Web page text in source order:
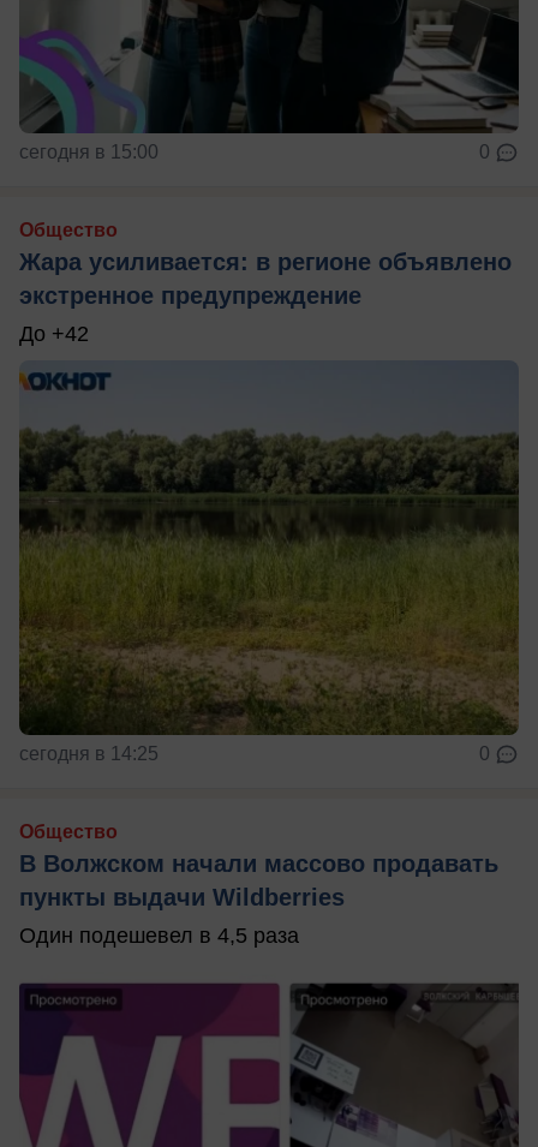
сегодня в 15:00 0
Общество
Жара усиливается: в регионе объявлено
экстренное предупреждение
До +42
сегодня в 14:25 0
Общество
В Волжском начали массово продавать
пункты выдачи Wildberries
Один подешевел в 4,5 раза